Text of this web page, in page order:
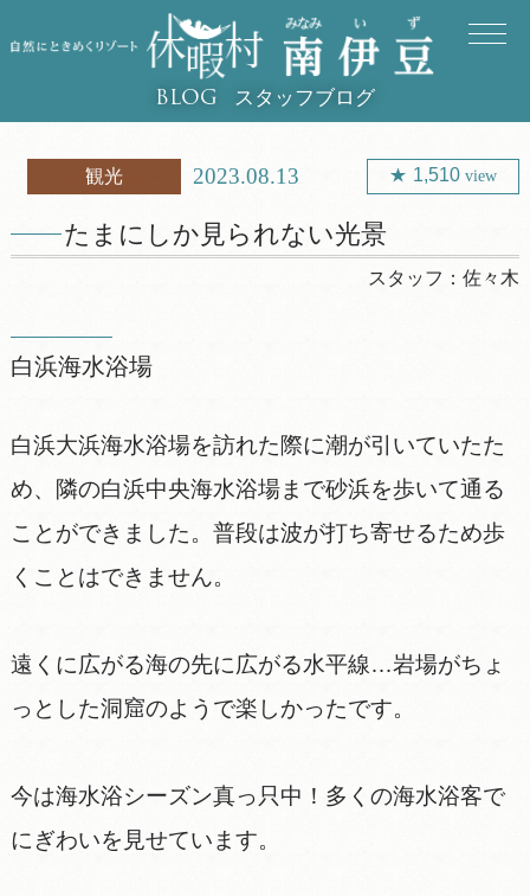
BLOG スタッフブログ
観光 2023.08.13 1,510view
たまにしか見られない光景
スタッフ：佐々木
白浜海水浴場
白浜大浜海水浴場を訪れた際に潮が引いていたた
め、隣の白浜中央海水浴場まで砂浜を歩いて通る
ことができました。普段は波が打ち寄せるため歩
くことはできません。
遠くに広がる海の先に広がる水平線…岩場がちょ
っとした洞窟のようで楽しかったです。
今は海水浴シーズン真っ只中！多くの海水浴客で
にぎわいを見せています。